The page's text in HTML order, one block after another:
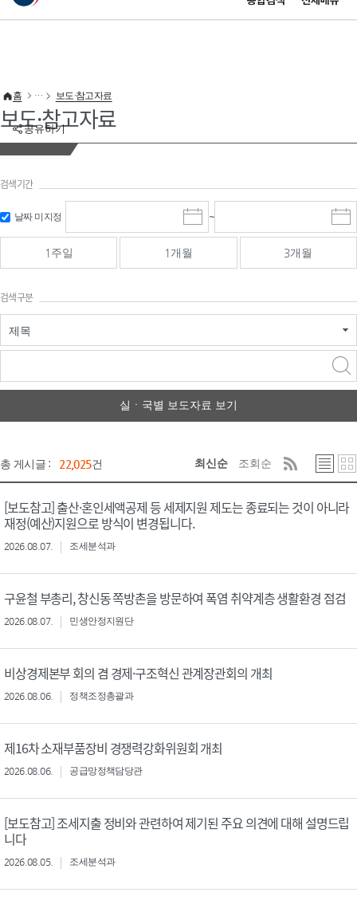
이 누리집은 대한민국 공식 전자정부 누리집입니다.
공유하기
홈 보도·참고자료
보도·참고자료
검색기간
날짜 미지정
시
작
일
선
~
종
료
선
1주일 1개월 3개월
검색구분
제목
실ㆍ국별 보도자료 보기
총 게시글 : 22,025건 최신순 조회순
[보도참고] 출산·혼인세액공제 등 세제지원 제도는 종료되는 것이 아니라
재정(예산)지원으로 방식이 변경됩니다.
2026.08.07. 조세분석과
구윤철 부총리, 창신동 쪽방촌을 방문하여 폭염 취약계층 생활환경 점검
2026.08.07. 민생안정지원단
비상경제본부 회의 겸 경제·구조혁신 관계장관회의 개최
2026.08.06. 정책조정총괄과
제16차 소재부품장비 경쟁력강화위원회 개최
2026.08.06. 공급망정책담당관
[보도참고] 조세지출 정비와 관련하여 제기된 주요 의견에 대해 설명드립
니다
2026.08.05. 조세분석과